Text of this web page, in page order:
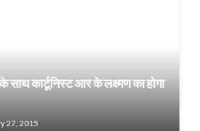
कार्टूनिस्ट आर के लक्ष्मण का होगा
27, 2015